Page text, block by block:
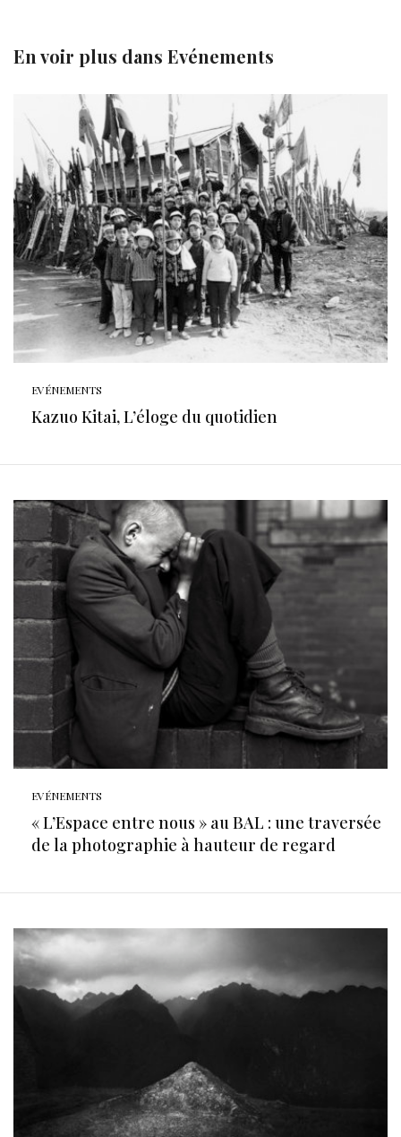
En voir plus dans Evénements
EVÉNEMENTS
Kazuo Kitai, L’éloge du quotidien
EVÉNEMENTS
« L’Espace entre nous » au BAL : une traversée
de la photographie à hauteur de regard